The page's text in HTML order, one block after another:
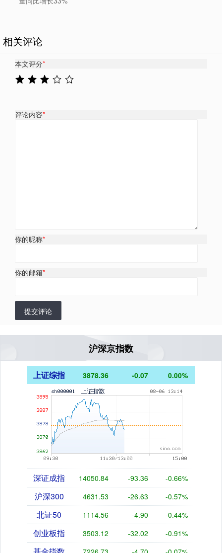
相关评论
本文评分*
评论内容*
你的昵称*
你的邮箱*
提交评论
沪深京指数
上证综指 3878.36 -0.07 0.00%
深证成指 14050.84 -93.36 -0.66%
沪深300 4631.53 -26.63 -0.57%
北证50 1114.56 -4.90 -0.44%
创业板指 3503.12 -32.02 -0.91%